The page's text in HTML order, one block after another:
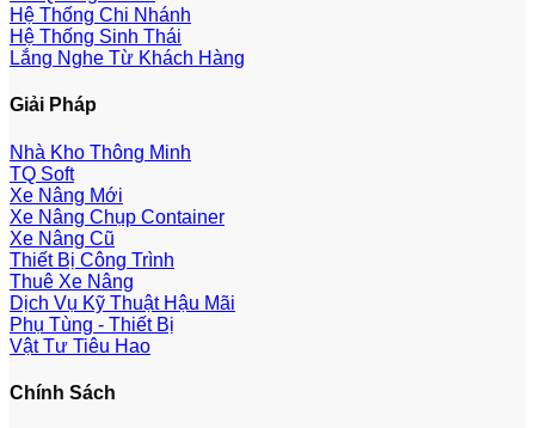
Hệ Thống Chi Nhánh
Hệ Thống Sinh Thái
Lắng Nghe Từ Khách Hàng
Giải Pháp
Nhà Kho Thông Minh
TQ Soft
Xe Nâng Mới
Xe Nâng Chụp Container
Xe Nâng Cũ
Thiết Bị Công Trình
Thuê Xe Nâng
Dịch Vụ Kỹ Thuật Hậu Mãi
Phụ Tùng - Thiết Bị
Vật Tư Tiêu Hao
Chính Sách